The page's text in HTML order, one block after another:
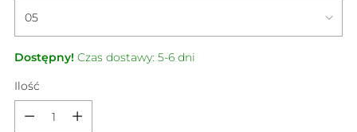
Dostępny! Czas dostawy: 5-6 dni
Ilość